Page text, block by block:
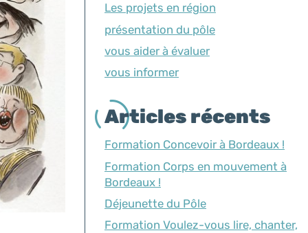
Les projets en région
présentation du pôle
vous aider à évaluer
vous informer
Articles récents
Formation Concevoir à Bordeaux !
Formation Corps en mouvement à
Bordeaux !
Déjeunette du Pôle
Formation Voulez-vous lire, chanter,